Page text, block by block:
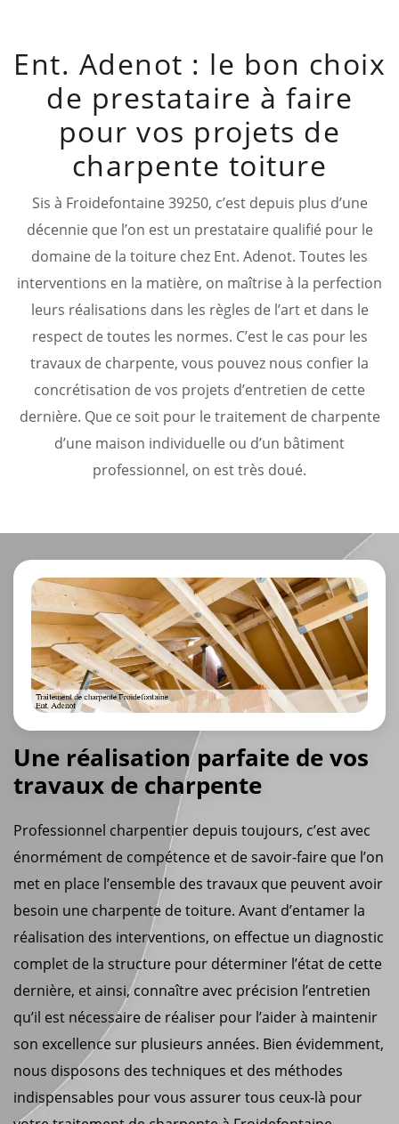
Ent. Adenot : le bon choix
de prestataire à faire
pour vos projets de
charpente toiture
Sis à Froidefontaine 39250, c’est depuis plus d’une
décennie que l’on est un prestataire qualifié pour le
domaine de la toiture chez Ent. Adenot. Toutes les
interventions en la matière, on maîtrise à la perfection
leurs réalisations dans les règles de l’art et dans le
respect de toutes les normes. C’est le cas pour les
travaux de charpente, vous pouvez nous confier la
concrétisation de vos projets d’entretien de cette
dernière. Que ce soit pour le traitement de charpente
d’une maison individuelle ou d’un bâtiment
professionnel, on est très doué.
Une réalisation parfaite de vos
travaux de charpente
Professionnel charpentier depuis toujours, c’est avec
énormément de compétence et de savoir-faire que l’on
met en place l’ensemble des travaux que peuvent avoir
besoin une charpente de toiture. Avant d’entamer la
réalisation des interventions, on effectue un diagnostic
complet de la structure pour déterminer l’état de cette
dernière, et ainsi, connaître avec précision l’entretien
qu’il est nécessaire de réaliser pour l’aider à maintenir
son excellence sur plusieurs années. Bien évidemment,
nous disposons des techniques et des méthodes
indispensables pour vous assurer tous ceux-là pour